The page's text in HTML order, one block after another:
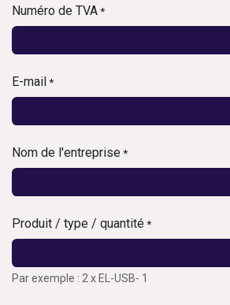
Numéro de TVA*
E-mail*
Nom de l'entreprise*
Produit / type / quantité*
Par exemple : 2 x EL-USB- 1